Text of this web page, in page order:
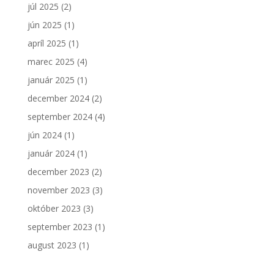
júl 2025 (2)
jún 2025 (1)
apríl 2025 (1)
marec 2025 (4)
január 2025 (1)
december 2024(2)
september 2024(4)
jún 2024(1)
január 2024(1)
december 2023 (2)
november 2023 (3)
október 2023 (3)
september 2023 (1)
august 2023 (1)